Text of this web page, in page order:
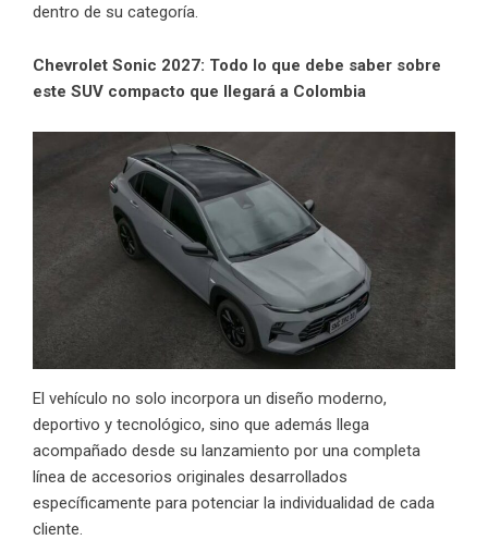
dentro de su categoría.
Chevrolet Sonic 2027: Todo lo que debe saber sobre
este SUV compacto que llegará a Colombia
El vehículo no solo incorpora un diseño moderno,
deportivo y tecnológico, sino que además llega
acompañado desde su lanzamiento por una completa
línea de accesorios originales desarrollados
específicamente para potenciar la individualidad de cada
cliente.